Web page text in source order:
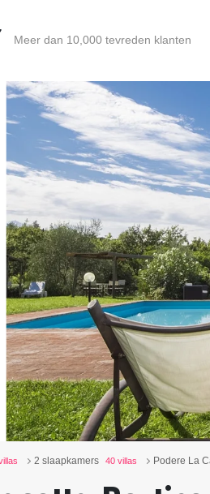
Meer dan 10,000 tevreden klanten
2 slaapkamers 40 villas Podere La